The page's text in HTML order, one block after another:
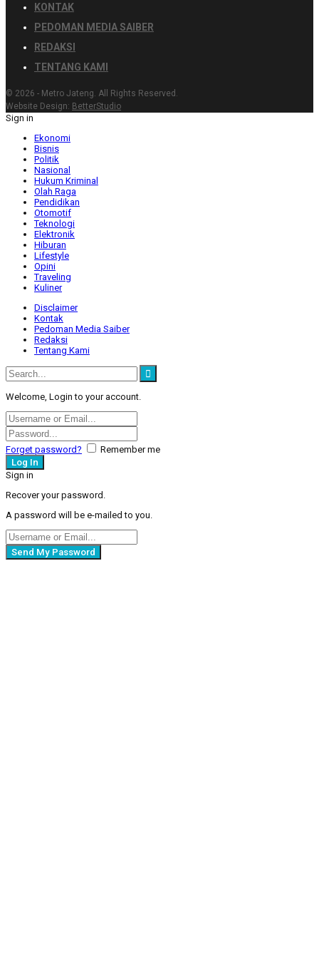
KONTAK
PEDOMAN MEDIA SAIBER
REDAKSI
TENTANG KAMI
© 2026 - Metro Jateng. All Rights Reserved.
Website Design: BetterStudio
Sign in
Ekonomi
Bisnis
Politik
Nasional
Hukum Kriminal
Olah Raga
Pendidikan
Otomotif
Teknologi
Elektronik
Hiburan
Lifestyle
Opini
Traveling
Kuliner
Disclaimer
Kontak
Pedoman Media Saiber
Redaksi
Tentang Kami
Welcome, Login to your account.
Forget password? Remember me
Sign in
Recover your password.
A password will be e-mailed to you.